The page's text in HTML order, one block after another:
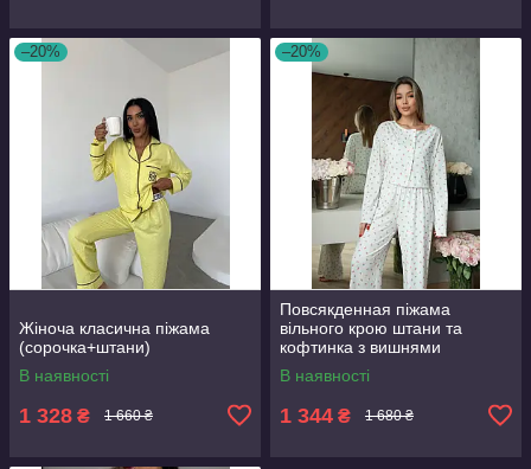
–20%
Жіноча класична піжама
(сорочка+штани)
В наявності
1 328 ₴ 1 660 ₴
–20%
Повсякденная піжама
вільного крою штани та
кофтинка з вишнями
В наявності
1 344 ₴ 1 680 ₴